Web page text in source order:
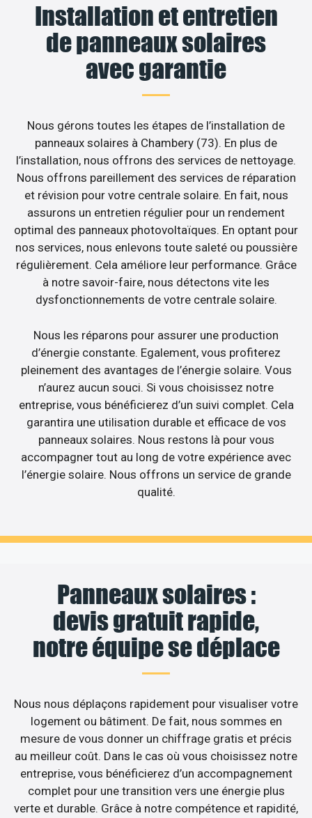
Installation et entretien
de panneaux solaires
avec garantie
Nous gérons toutes les étapes de l’installation de
panneaux solaires à Chambery (73). En plus de
l’installation, nous offrons des services de nettoyage.
Nous offrons pareillement des services de réparation
et révision pour votre centrale solaire. En fait, nous
assurons un entretien régulier pour un rendement
optimal des panneaux photovoltaïques. En optant pour
nos services, nous enlevons toute saleté ou poussière
régulièrement. Cela améliore leur performance. Grâce
à notre savoir-faire, nous détectons vite les
dysfonctionnements de votre centrale solaire.
Nous les réparons pour assurer une production
d’énergie constante. Egalement, vous profiterez
pleinement des avantages de l’énergie solaire. Vous
n’aurez aucun souci. Si vous choisissez notre
entreprise, vous bénéficierez d’un suivi complet. Cela
garantira une utilisation durable et efficace de vos
panneaux solaires. Nous restons là pour vous
accompagner tout au long de votre expérience avec
l’énergie solaire. Nous offrons un service de grande
qualité.
Panneaux solaires :
devis gratuit rapide,
notre équipe se déplace
Nous nous déplaçons rapidement pour visualiser votre
logement ou bâtiment. De fait, nous sommes en
mesure de vous donner un chiffrage gratis et précis
au meilleur coût. Dans le cas où vous choisissez notre
entreprise, vous bénéficierez d’un accompagnement
complet pour une transition vers une énergie plus
verte et durable. Grâce à notre compétence et rapidité,